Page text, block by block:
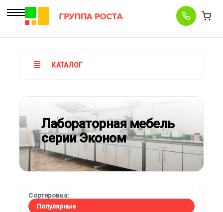
КАТАЛОГ
Лабораторная мебель
серии Эконом
Сортировка:
Популярные